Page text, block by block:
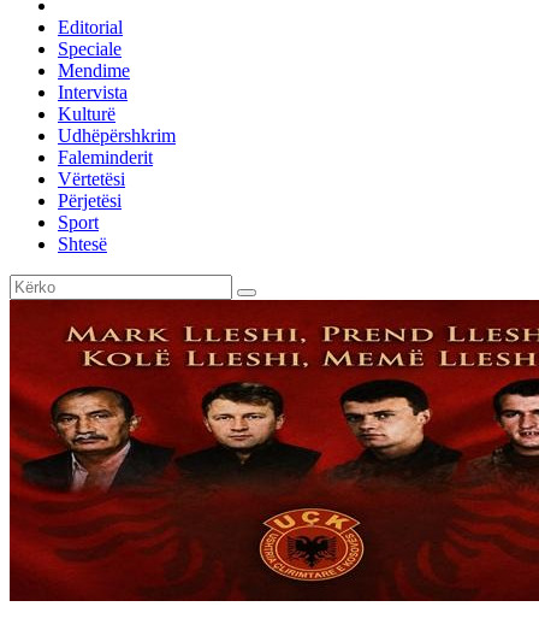
Editorial
Speciale
Mendime
Intervista
Kulturë
Udhëpërshkrim
Faleminderit
Vërtetësi
Përjetësi
Sport
Shtesë